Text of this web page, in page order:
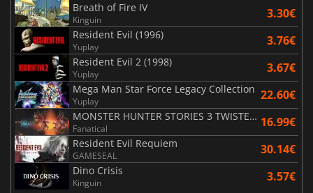
Breath of Fire IV
Kinguin 3.30€
Resident Evil (1996)
Yuplay 3.76€
Resident Evil 2 (1998)
Yuplay 3.67€
Mega Man Star Force Legacy Collection
Yuplay 22.60€
MONSTER HUNTER STORIES 3 TWISTED REFLECTION
Fanatical 16.99€
Resident Evil Requiem
GAMESEAL 30.14€
Dino Crisis
Kinguin 3.57€